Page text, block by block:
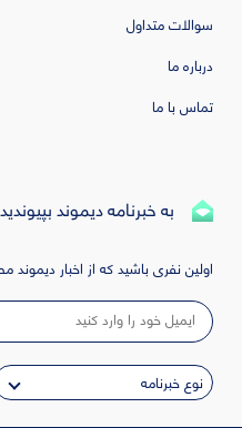
سوالات متداول
درباره ما
تماس با ما
به خبرنامه دیموند بپیوندید
اولین نفری باشید که از اخبار